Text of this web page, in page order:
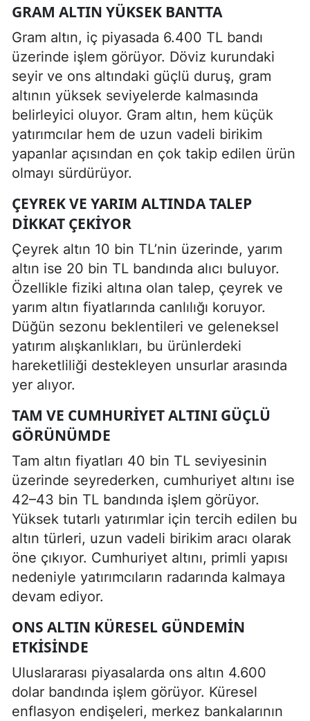
GRAM ALTIN YÜKSEK BANTTA
Gram altın, iç piyasada 6.400 TL bandı
üzerinde işlem görüyor. Döviz kurundaki
seyir ve ons altındaki güçlü duruş, gram
altının yüksek seviyelerde kalmasında
belirleyici oluyor. Gram altın, hem küçük
yatırımcılar hem de uzun vadeli birikim
yapanlar açısından en çok takip edilen ürün
olmayı sürdürüyor.
ÇEYREK VE YARIM ALTINDA TALEP
DIKKAT ÇEKIYOR
Çeyrek altın 10 bin TL’nin üzerinde, yarım
altın ise 20 bin TL bandında alıcı buluyor.
Özellikle fiziki altına olan talep, çeyrek ve
yarım altın fiyatlarında canlılığı koruyor.
Düğün sezonu beklentileri ve geleneksel
yatırım alışkanlıkları, bu ürünlerdeki
hareketliliği destekleyen unsurlar arasında
yer alıyor.
TAM VE CUMHURIYET ALTINI GÜÇLÜ
GÖRÜNÜMDE
Tam altın fiyatları 40 bin TL seviyesinin
üzerinde seyrederken, cumhuriyet altını ise
42–43 bin TL bandında işlem görüyor.
Yüksek tutarlı yatırımlar için tercih edilen bu
altın türleri, uzun vadeli birikim aracı olarak
öne çıkıyor. Cumhuriyet altını, primli yapısı
nedeniyle yatırımcıların radarında kalmaya
devam ediyor.
ONS ALTIN KÜRESEL GÜNDEMIN
ETKISINDE
Uluslararası piyasalarda ons altın 4.600
dolar bandında işlem görüyor. Küresel
enflasyon endişeleri, merkez bankalarının